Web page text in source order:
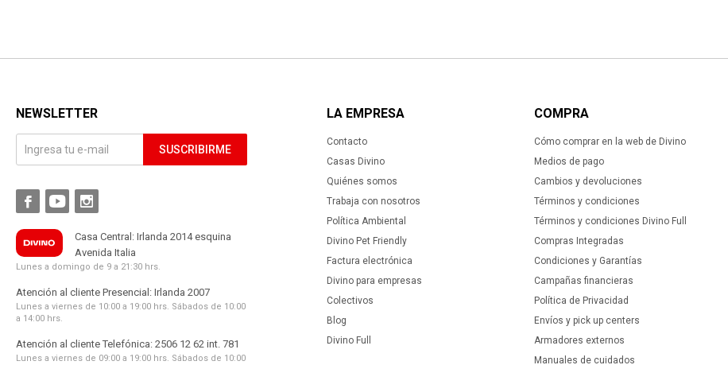
LA EMPRESA
Contacto
Casas Divino
Quiénes somos
Trabaja con nosotros
Política Ambiental
Divino Pet Friendly
Factura electrónica
Divino para empresas
Colectivos
Blog
Divino Full
COMPRA
Cómo comprar en la web de Divino
Medios de pago
Cambios y devoluciones
Términos y condiciones
Términos y condiciones Divino Full
Compras Integradas
Condiciones y Garantías
Campañas financieras
Política de Privacidad
Envíos y pick up centers
Armadores externos
Manuales de cuidados
NEWSLETTER
SUSCRIBIRME
  
Casa Central: Irlanda 2014 esquina
Avenida Italia
Lunes a domingo de 9 a 21:30 hrs.
Atención al cliente Presencial: Irlanda 2007
Lunes a viernes de 10:00 a 19:00 hrs. Sábados de 10:00
a 14:00 hrs.
Atención al cliente Telefónica: 2506 12 62 int. 781
Lunes a viernes de 09:00 a 19:00 hrs. Sábados de 10:00